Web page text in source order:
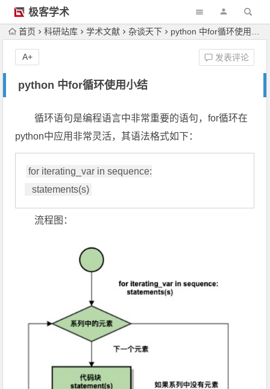
极客学术
首页 科研站库 学术文献 杂谈天下 python 中for循环使用小结
python 中for循环使用小结
发表评论
A+
循环语句是编程语言中非常重要的语句，for循环在
python中应用非常灵活，其语法格式如下：
for iterating_var in sequence:
   statements(s)
流程图：